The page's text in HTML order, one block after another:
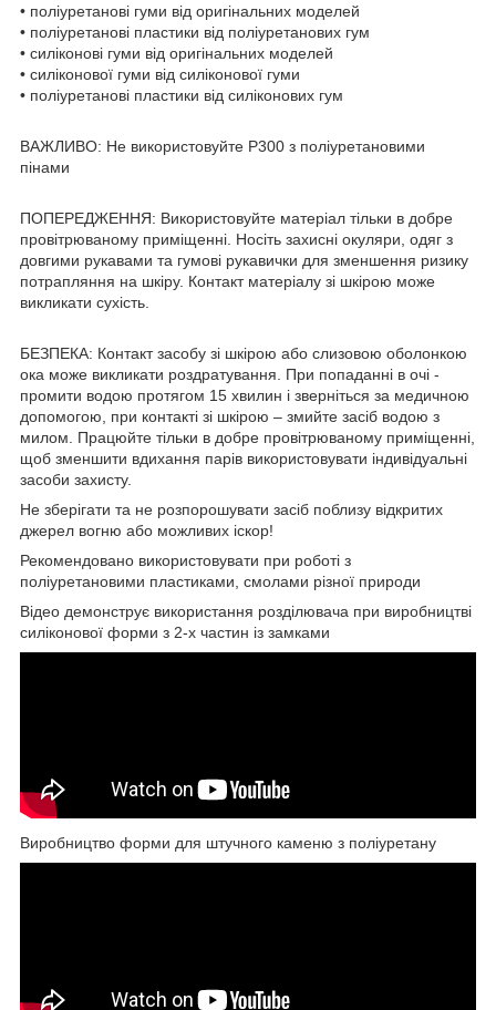
• поліуретанові гуми від оригінальних моделей
• поліуретанові пластики від поліуретанових гум
• силіконові гуми від оригінальних моделей
• силіконової гуми від силіконової гуми
• поліуретанові пластики від силіконових гум
ВАЖЛИВО: Не використовуйте Р300 з поліуретановими
пінами
ПОПЕРЕДЖЕННЯ: Використовуйте матеріал тільки в добре
провітрюваному приміщенні. Носіть захисні окуляри, одяг з
довгими рукавами та гумові рукавички для зменшення ризику
потрапляння на шкіру. Контакт матеріалу зі шкірою може
викликати сухість.
БЕЗПЕКА: Контакт засобу зі шкірою або слизовою оболонкою
ока може викликати роздратування. При попаданні в очі -
промити водою протягом 15 хвилин і зверніться за медичною
допомогою, при контакті зі шкірою – змийте засіб водою з
милом. Працюйте тільки в добре провітрюваному приміщенні,
щоб зменшити вдихання парів використовувати індивідуальні
засоби захисту.
Не зберігати та не розпорошувати засіб поблизу відкритих
джерел вогню або можливих іскор!
Рекомендовано використовувати при роботі з
поліуретановими пластиками, смолами різної природи
Відео демонструє використання розділювача при виробництві
силіконової форми з 2-х частин із замками
Виробництво форми для штучного каменю з поліуретану